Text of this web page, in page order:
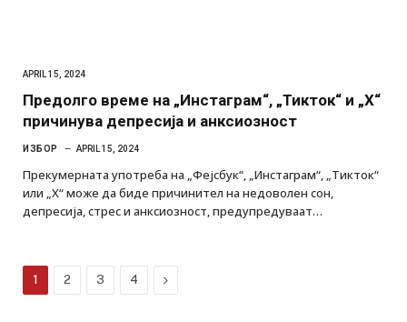
APRIL 15, 2024
Предолго време на „Инстаграм“, „Тикток“ и „X“
причинува депресија и анксиозност
ИЗБОР APRIL 15, 2024
Прекумерната употреба на „Фејсбук“, „Инстаграм“, „Тикток“
или „X“ може да биде причинител на недоволен сон,
депресија, стрес и анксиозност, предупредуваат…
1 2 3 4 Next